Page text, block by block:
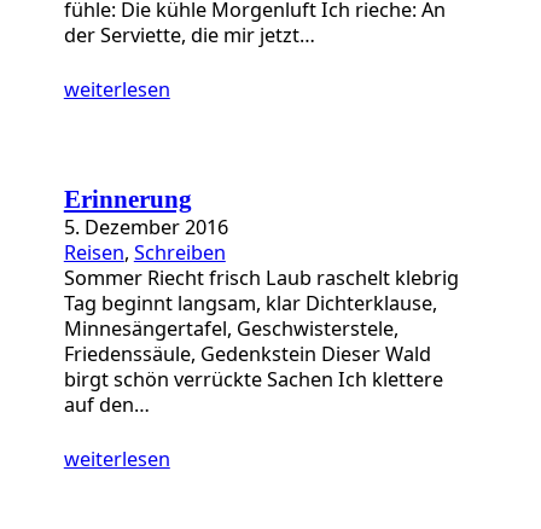
fühle: Die kühle Morgenluft Ich rieche: An
der Serviette, die mir jetzt…
weiterlesen
Erinnerung
5. Dezember 2016
Reisen, Schreiben
Sommer Riecht frisch Laub raschelt klebrig
Tag beginnt langsam, klar Dichterklause,
Minnesängertafel, Geschwisterstele,
Friedenssäule, Gedenkstein Dieser Wald
birgt schön verrückte Sachen Ich klettere
auf den…
weiterlesen